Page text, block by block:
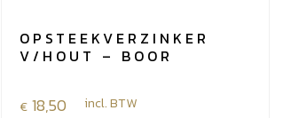
OPSTEEKVERZINKER
V/HOUT – BOOR
€ 18,50 incl. BTW